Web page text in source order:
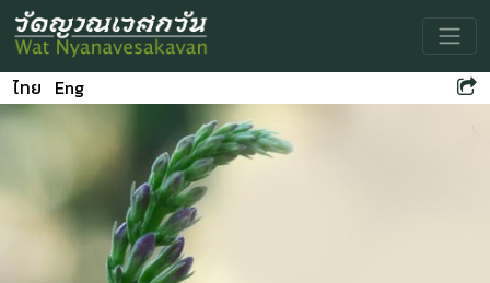
ไทย Eng